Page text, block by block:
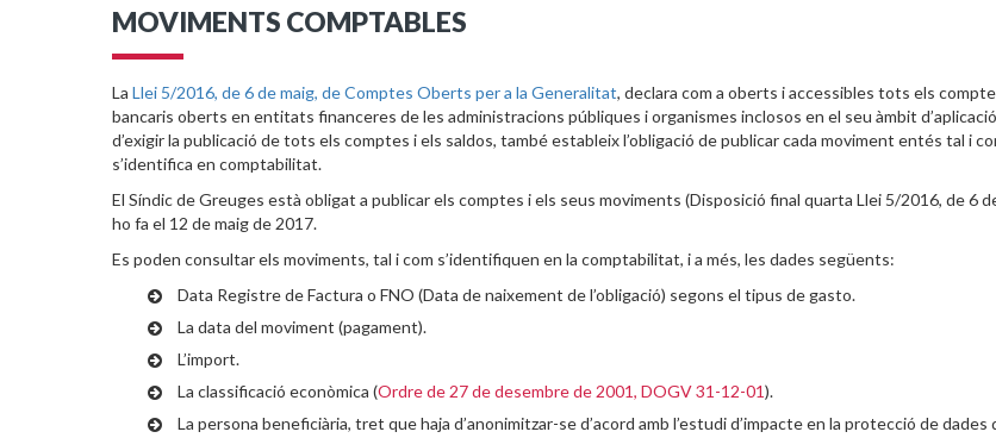
MOVIMENTS COMPTABLES
La Llei 5/2016, de 6 de maig, de Comptes Oberts per a la Generalitat, declara com a oberts i accessibles tots els
bancaris oberts en entitats financeres de les administracions públiques i organismes inclosos en el seu àmbit
d’exigir la publicació de tots els comptes i els saldos, també estableix l’obligació de publicar cada moviment entés tal i
s’identifica en comptabilitat.
El Síndic de Greuges està obligat a publicar els comptes i els seus moviments (Disposició final quarta Llei 5/2016, de 6
ho fa el 12 de maig de 2017.
Es poden consultar els moviments, tal i com s’identifiquen en la comptabilitat, i a més, les dades següents:
Data Registre de Factura o FNO (Data de naixement de l’obligació) segons el tipus de gasto.
La data del moviment (pagament).
L’import.
La classificació econòmica (Ordre de 27 de desembre de 2001, DOGV 31-12-01).
La persona beneficiària, tret que haja d’anonimitzar-se d’acord amb l’estudi d’impacte en la protecció de dades